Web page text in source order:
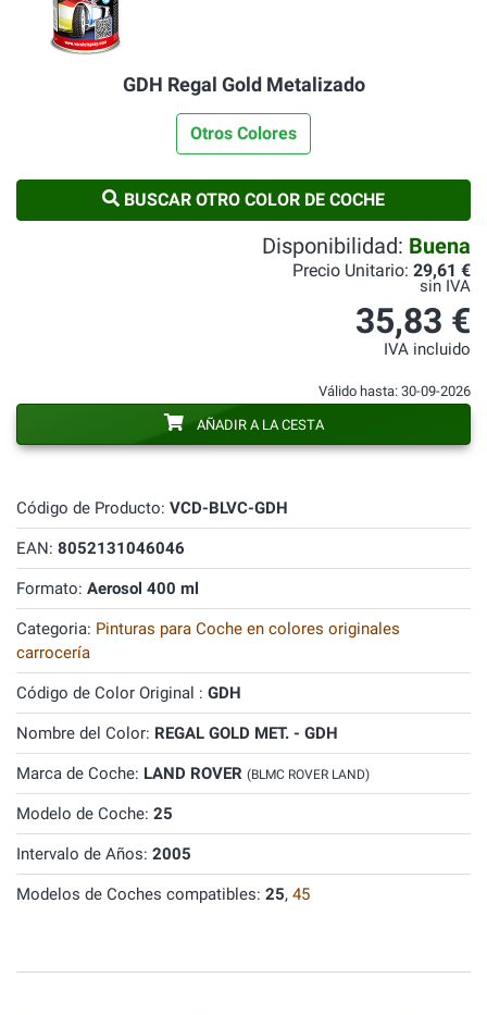
GDH Regal Gold Metalizado
Otros Colores
BUSCAR OTRO COLOR DE COCHE
Código de Producto: VCD-BLVC-GDH
EAN: 8052131046046
Formato: Aerosol 400 ml
Categoria: Pinturas para Coche en colores originales
carrocería
Código de Color Original : GDH
Nombre del Color: REGAL GOLD MET. - GDH
Marca de Coche: LAND ROVER (BLMC ROVER LAND)
Modelo de Coche: 25
Intervalo de Años: 2005
Modelos de Coches compatibles: 25, 45
Disponibilidad: Buena
Precio Unitario: 29,61 €
sin IVA
35,83 €
IVA incluido
Válido hasta: 30-09-2026
AÑADIR A LA CESTA